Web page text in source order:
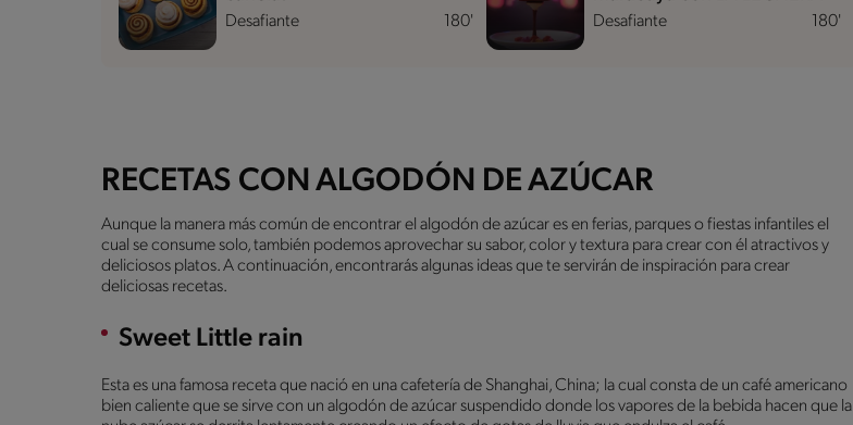
Desafiante 180' Desafiante 180'
RECETAS CON ALGODÓN DE AZÚCAR
Aunque la manera más común de encontrar el algodón de azúcar es en ferias, parques o fiestas infantiles el
cual se consume solo, también podemos aprovechar su sabor, color y textura para crear con él atractivos y
deliciosos platos. A continuación, encontrarás algunas ideas que te servirán de inspiración para crear
deliciosas recetas.
Sweet Little rain
Esta es una famosa receta que nació en una cafetería de Shanghai, China; la cual consta de un café americano
bien caliente que se sirve con un algodón de azúcar suspendido donde los vapores de la bebida hacen que la